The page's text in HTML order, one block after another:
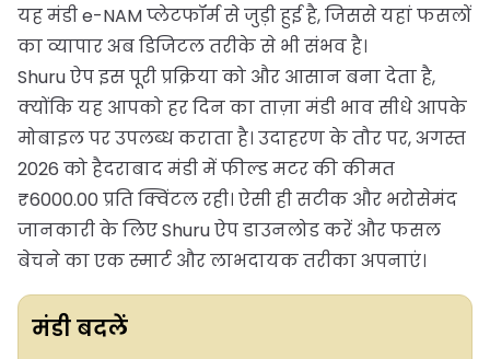
यह मंडी e-NAM प्लेटफॉर्म से जुड़ी हुई है, जिससे यहां फसलों
का व्यापार अब डिजिटल तरीके से भी संभव है।
Shuru ऐप इस पूरी प्रक्रिया को और आसान बना देता है,
क्योंकि यह आपको हर दिन का ताज़ा मंडी भाव सीधे आपके
मोबाइल पर उपलब्ध कराता है। उदाहरण के तौर पर, अगस्त
2026 को हैदराबाद मंडी में फील्ड मटर की कीमत
₹6000.00 प्रति क्विंटल रही। ऐसी ही सटीक और भरोसेमंद
जानकारी के लिए Shuru ऐप डाउनलोड करें और फसल
बेचने का एक स्मार्ट और लाभदायक तरीका अपनाएं।
मंडी बदलें